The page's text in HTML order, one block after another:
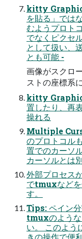
kitty
を貼る」では
むようプロト
でなくピクセ
として扱い、
とも可能 -
画像がスクロ
ストの座標系
kitty
置したり、再
操れる
Multiple
のプロトコル
置でのカーソ
カーソルとは
外部プロセ
でtmuxなどを
す。
Tips: ペイン
tmuxのような
い。 このよう
きの操作で便